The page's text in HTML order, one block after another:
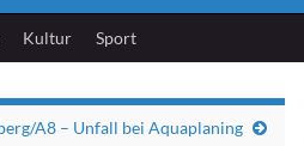
Kultur Sport
A8 – Unfall bei Aquaplaning